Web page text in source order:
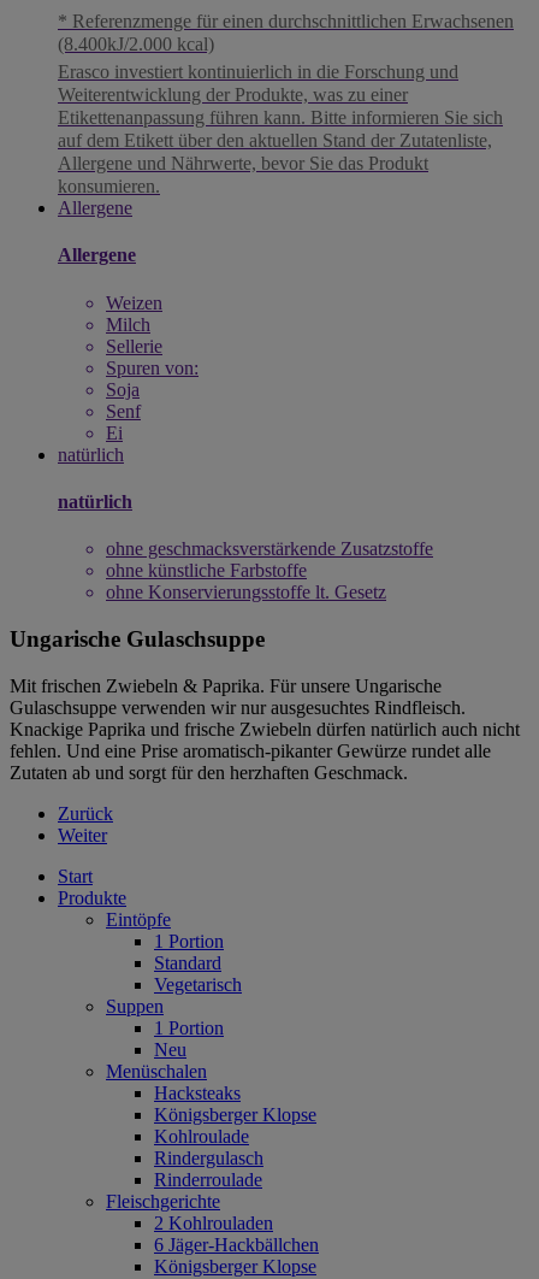
* Referenzmenge für einen durchschnittlichen Erwachsenen
(8.400kJ/2.000 kcal)
Erasco investiert kontinuierlich in die Forschung und
Weiterentwicklung der Produkte, was zu einer
Etikettenanpassung führen kann. Bitte informieren Sie sich
auf dem Etikett über den aktuellen Stand der Zutatenliste,
Allergene und Nährwerte, bevor Sie das Produkt
konsumieren.
Allergene
Allergene
Weizen
Milch
Sellerie
Spuren von:
Soja
Senf
Ei
natürlich
natürlich
ohne geschmacksverstärkende Zusatzstoffe
ohne künstliche Farbstoffe
ohne Konservierungsstoffe lt. Gesetz
Ungarische Gulaschsuppe
Mit frischen Zwiebeln & Paprika. Für unsere Ungarische
Gulaschsuppe verwenden wir nur ausgesuchtes Rindfleisch.
Knackige Paprika und frische Zwiebeln dürfen natürlich auch nicht
fehlen. Und eine Prise aromatisch-pikanter Gewürze rundet alle
Zutaten ab und sorgt für den herzhaften Geschmack.
Zurück
Weiter
Start
Produkte
Eintöpfe
1 Portion
Standard
Vegetarisch
Suppen
1 Portion
Neu
Menüschalen
Hacksteaks
Königsberger Klopse
Kohlroulade
Rindergulasch
Rinderroulade
Fleischgerichte
2 Kohlrouladen
6 Jäger-Hackbällchen
Königsberger Klopse